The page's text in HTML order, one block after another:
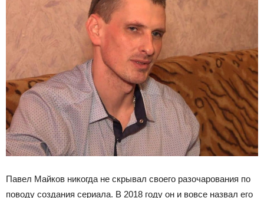
Павел Майков никогда не скрывал своего разочарования по
поводу создания сериала. В 2018 году он и вовсе назвал его